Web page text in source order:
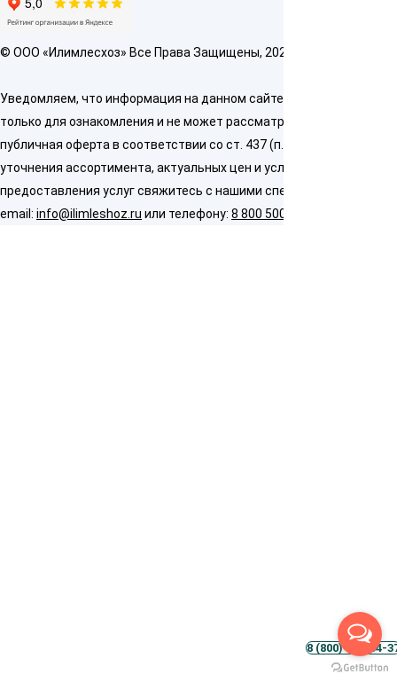
8 (800) 500-54-
© OOO «Илимлесхоз» Все Права Защищены, 2026
Уведомляем, что информация на данном сайте предназначена
только для ознакомления и не может рассматриваться как
публичная оферта в соответствии со ст. 437 (п. 2) ГК РФ. Для
уточнения ассортимента, актуальных цен и условий
предоставления услуг свяжитесь с нашими специалистами по
email: info@ilimleshoz.ru или телефону: 8 800 500 5437